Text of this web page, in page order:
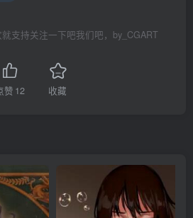
支持关注一下吧我们吧，by_CGART
赞 12 收藏